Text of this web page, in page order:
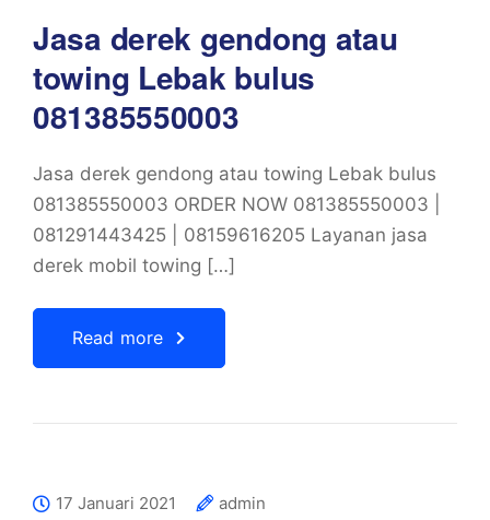
Jasa derek gendong atau
towing Lebak bulus
081385550003
Jasa derek gendong atau towing Lebak bulus
081385550003 ORDER NOW 081385550003 |
081291443425 | 08159616205 Layanan jasa
derek mobil towing […]
Read more
17 Januari 2021
admin